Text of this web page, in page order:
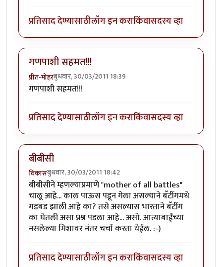
प्रतिसाद देण्यासाठीलॉग इन कराकिंवासदस्य व्हा
गणपाशी सहमत!!!
प्रीत-मोहरबुधवार, 30/03/2011 18:39
गणपाशी सहमत!!!
प्रतिसाद देण्यासाठीलॉग इन कराकिंवासदस्य व्हा
बीबीसी
विकासबुधवार, 30/03/2011 18:42
बीबीसीने म्हणल्याप्रमाणे "mother of all battles"
चालू आहे... काल पाऊस पडून गेला असल्याने बॅटींगमधे
गडबड झाली आहे का? तसे असल्यास भारताने बॅटींग
का घेतली असा प्रश्न पडला आहे... असो. आत्याबाईंच्या
नसलेल्या मिशावर नंतर चर्चा करता येईल. :-)
प्रतिसाद देण्यासाठीलॉग इन कराकिंवासदस्य व्हा